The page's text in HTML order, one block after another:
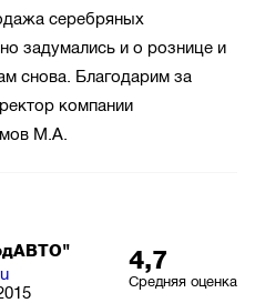
серебряных
задумались и о рознице и
снова. Благодарим за
компании
М.А.
4,7
Средняя оценка